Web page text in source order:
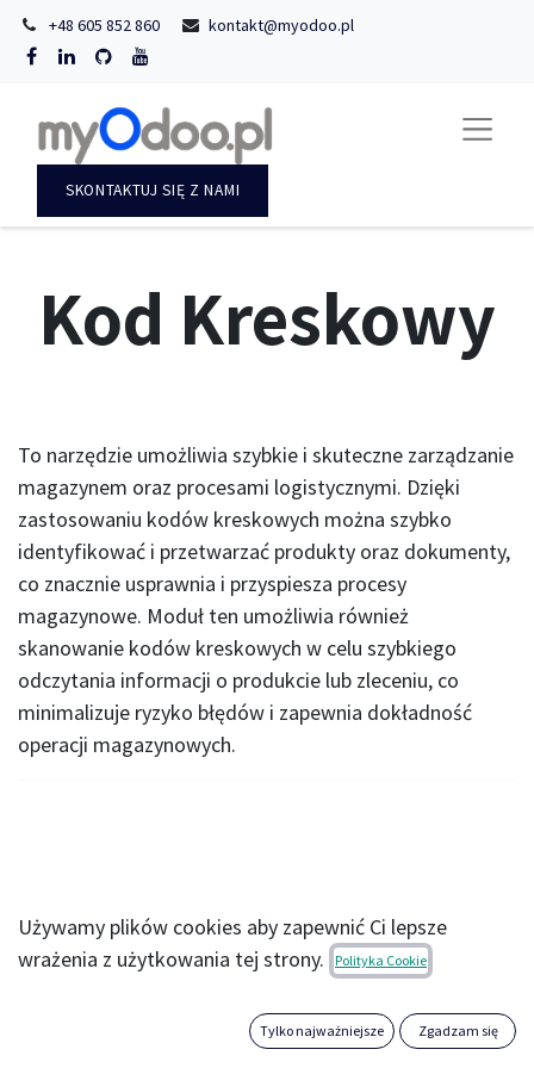
+48 605 852 860 kontakt@myodoo.pl
SKONTAKTUJ SIĘ Z NAMI
Kod Kreskowy
To narzędzie umożliwia szybkie i skuteczne zarządzanie
magazynem oraz procesami logistycznymi. Dzięki
zastosowaniu kodów kreskowych można szybko
identyfikować i przetwarzać produkty oraz dokumenty,
co znacznie usprawnia i przyspiesza procesy
magazynowe. Moduł ten umożliwia również
skanowanie kodów kreskowych w celu szybkiego
odczytania informacji o produkcie lub zleceniu, co
minimalizuje ryzyko błędów i zapewnia dokładność
operacji magazynowych.
Używamy plików cookies aby zapewnić Ci lepsze
wrażenia z użytkowania tej strony.
Polityka Cookie
Tylko najważniejsze Zgadzam się